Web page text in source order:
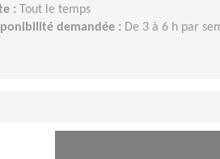
:
Tout le temps
demandée : De 3 à 6 h par